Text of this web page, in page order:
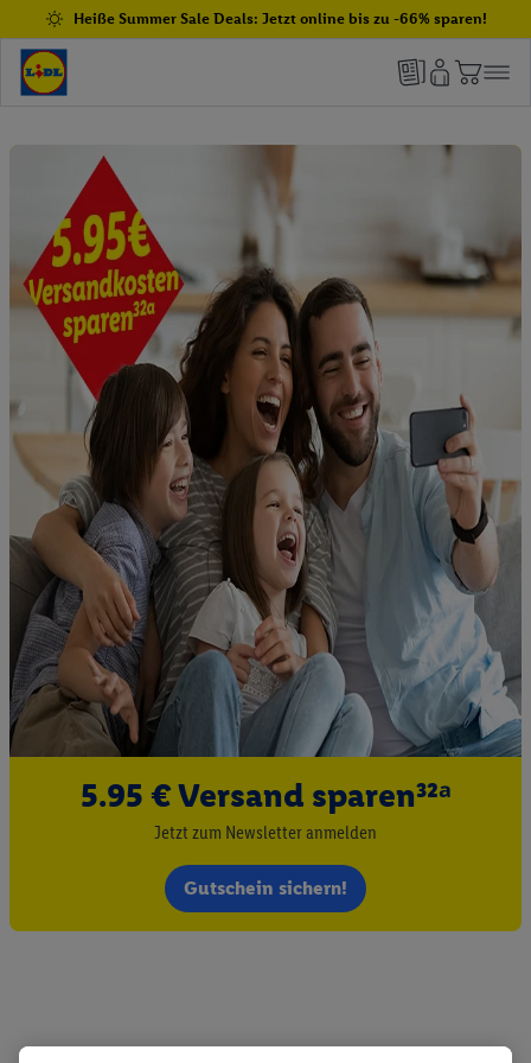
Heiße Summer Sale Deals: Jetzt online bis zu -66% sparen!
5.95 € Versand sparen³²ᵃ
Jetzt zum Newsletter anmelden
Gutschein sichern!